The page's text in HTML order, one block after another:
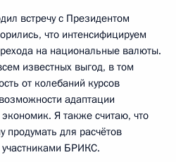
встречу с Президентом
что интенсифицируем
на национальные валюты.
известных выгод, в том
от колебаний курсов
адаптации
Я также считаю, что
продумать для расчётов
БРИКС.